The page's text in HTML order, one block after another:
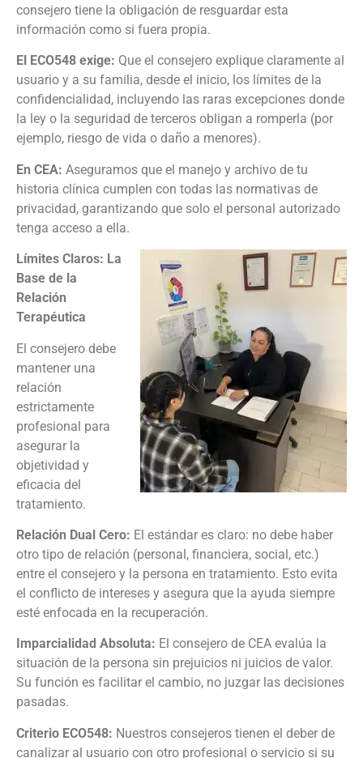
consejero tiene la obligación de resguardar esta
información como si fuera propia.
El ECO548 exige: Que el consejero explique claramente al
usuario y a su familia, desde el inicio, los límites de la
confidencialidad, incluyendo las raras excepciones donde
la ley o la seguridad de terceros obligan a romperla (por
ejemplo, riesgo de vida o daño a menores).
En CEA: Aseguramos que el manejo y archivo de tu
historia clínica cumplen con todas las normativas de
privacidad, garantizando que solo el personal autorizado
tenga acceso a ella.
Límites Claros: La
Base de la
Relación
Terapéutica
El consejero debe
mantener una
relación
estrictamente
profesional para
asegurar la
objetividad y
eficacia del
tratamiento.
Relación Dual Cero: El estándar es claro: no debe haber
otro tipo de relación (personal, financiera, social, etc.)
entre el consejero y la persona en tratamiento. Esto evita
el conflicto de intereses y asegura que la ayuda siempre
esté enfocada en la recuperación.
Imparcialidad Absoluta: El consejero de CEA evalúa la
situación de la persona sin prejuicios ni juicios de valor.
Su función es facilitar el cambio, no juzgar las decisiones
pasadas.
Criterio ECO548: Nuestros consejeros tienen el deber de
canalizar al usuario con otro profesional o servicio si su